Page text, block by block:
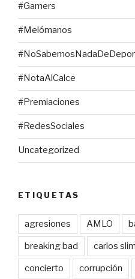
#Gamers
#Melómanos
#NotaAlCalce
#Premiaciones
#RedesSociales
Uncategorized
ETIQUETAS
agresiones AMLO
breaking bad carlos slim
concierto corrupción